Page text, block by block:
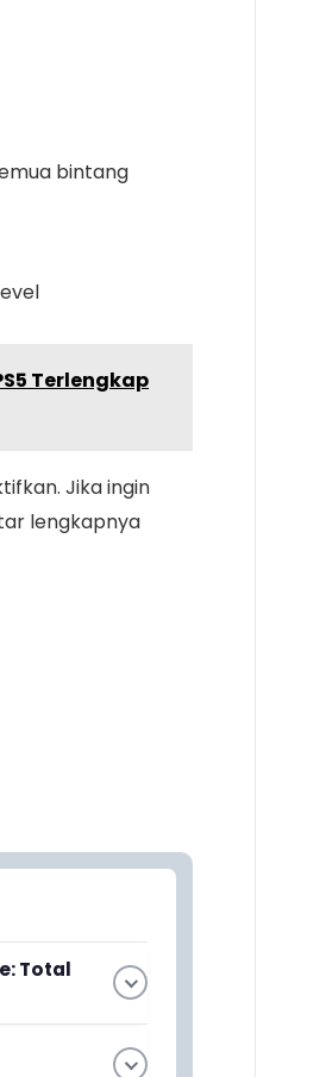
bintang
Terlengkap
Jika ingin
lengkapnya
Total